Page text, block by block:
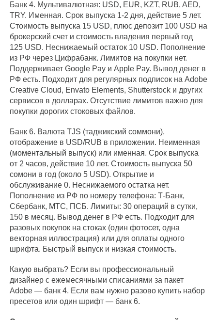
Банк 4. Мультивалютная: USD, EUR, KZT, RUB, AED,
TRY. Именная. Срок выпуска 1-2 дня, действие 5 лет.
Стоимость выпуска 15 USD, плюс депозит 100 USD на
брокерский счет и стоимость владения первый год
125 USD. Неснижаемый остаток 10 USD. Пополнение
из РФ через Цифрабанк. Лимитов на покупки нет.
Поддерживает Google Pay и Apple Pay. Вывод денег в
РФ есть. Подходит для регулярных подписок на Adobe
Creative Cloud, Envato Elements, Shutterstock и других
сервисов в долларах. Отсутствие лимитов важно для
покупки дорогих стоковых файлов.
Банк 6. Валюта TJS (таджикский соммони),
отображение в USD/RUB в приложении. Неименная
(моментальный выпуск) или именная. Срок выпуска
от 2 часов, действие 10 лет. Стоимость выпуска 50
сомони в год (около 5 USD). Открытие и
обслуживание 0. Неснижаемого остатка нет.
Пополнение из РФ по номеру телефона: Т-Банк,
Сбербанк, МТС, ПСБ. Лимиты: 30 операций в сутки,
150 в месяц. Вывод денег в РФ есть. Подходит для
разовых покупок на стоках (один фотосет, одна
векторная иллюстрация) или для оплаты одного
шрифта. Быстрый выпуск и низкая стоимость.
Какую выбрать? Если вы профессиональный
дизайнер с ежемесячными списаниями за пакет
Adobe — банк 4. Если вам нужно разово купить набор
пресетов или один шрифт — банк 6.